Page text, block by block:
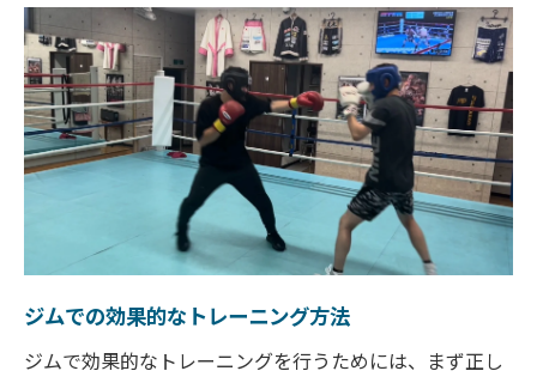
東武伊勢崎線沿いのジムのアクセス情報
通いやすいジムの選び方
仕事帰りに通えるジムの特徴
東武伊勢崎線の駅近ジムの利点
ジム通いを続けるためのコツ
ルーポファイティングジムの立地の魅力
姿勢改善にも効果的なルーポファイティングジ
ム
姿勢改善の重要性とその効果
ジムでの効果的なトレーニング方法
ジムで効果的なトレーニングを行うためには、まず正し